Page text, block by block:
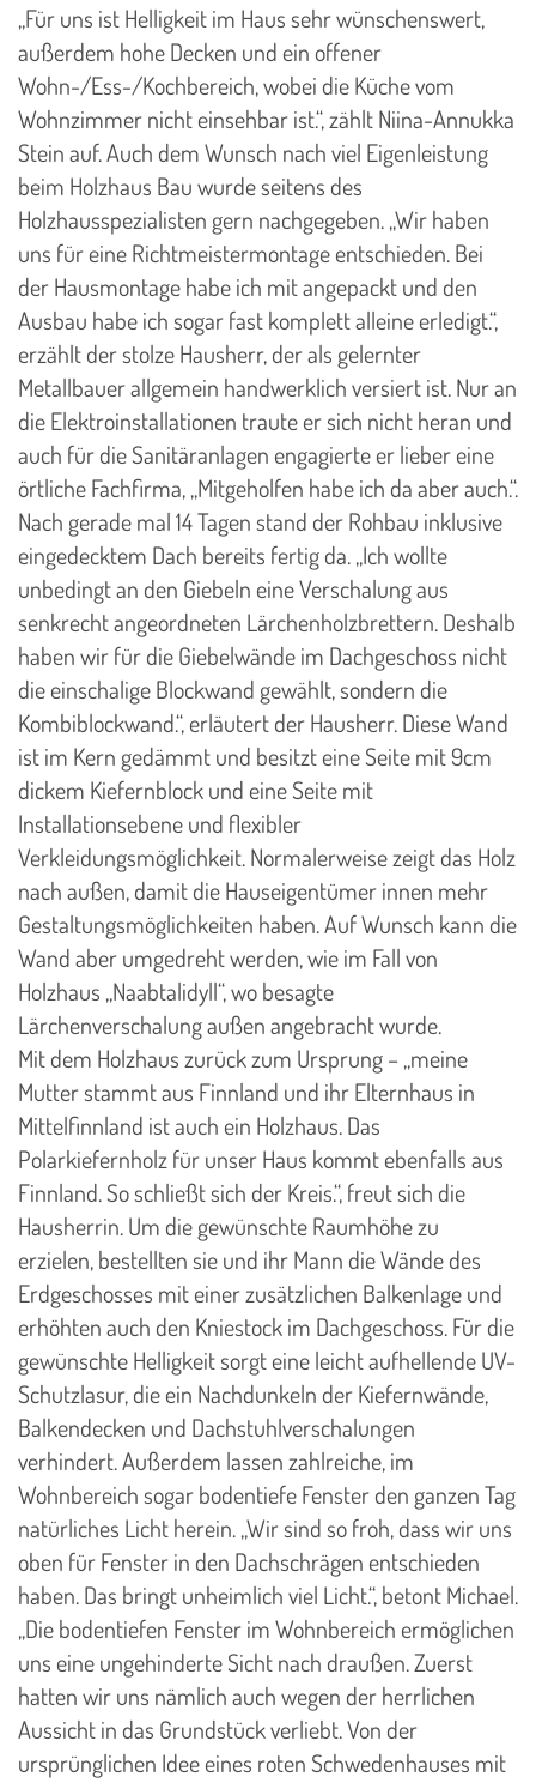
„Für uns ist Helligkeit im Haus sehr wünschenswert,
außerdem hohe Decken und ein offener
Wohn-/Ess-/Kochbereich, wobei die Küche vom
Wohnzimmer nicht einsehbar ist.“, zählt Niina-Annukka
Stein auf. Auch dem Wunsch nach viel Eigenleistung
beim Holzhaus Bau wurde seitens des
Holzhausspezialisten gern nachgegeben. „Wir haben
uns für eine Richtmeistermontage entschieden. Bei
der Hausmontage habe ich mit angepackt und den
Ausbau habe ich sogar fast komplett alleine erledigt.“,
erzählt der stolze Hausherr, der als gelernter
Metallbauer allgemein handwerklich versiert ist. Nur an
die Elektroinstallationen traute er sich nicht heran und
auch für die Sanitäranlagen engagierte er lieber eine
örtliche Fachfirma, „Mitgeholfen habe ich da aber auch.“.
Nach gerade mal 14 Tagen stand der Rohbau inklusive
eingedecktem Dach bereits fertig da. „Ich wollte
unbedingt an den Giebeln eine Verschalung aus
senkrecht angeordneten Lärchenholzbrettern. Deshalb
haben wir für die Giebelwände im Dachgeschoss nicht
die einschalige Blockwand gewählt, sondern die
Kombiblockwand.“, erläutert der Hausherr. Diese Wand
ist im Kern gedämmt und besitzt eine Seite mit 9cm
dickem Kiefernblock und eine Seite mit
Installationsebene und flexibler
Verkleidungsmöglichkeit. Normalerweise zeigt das Holz
nach außen, damit die Hauseigentümer innen mehr
Gestaltungsmöglichkeiten haben. Auf Wunsch kann die
Wand aber umgedreht werden, wie im Fall von
Holzhaus „Naabtalidyll“, wo besagte
Lärchenverschalung außen angebracht wurde.
Mit dem Holzhaus zurück zum Ursprung – „meine
Mutter stammt aus Finnland und ihr Elternhaus in
Mittelfinnland ist auch ein Holzhaus. Das
Polarkiefernholz für unser Haus kommt ebenfalls aus
Finnland. So schließt sich der Kreis.“, freut sich die
Hausherrin. Um die gewünschte Raumhöhe zu
erzielen, bestellten sie und ihr Mann die Wände des
Erdgeschosses mit einer zusätzlichen Balkenlage und
erhöhten auch den Kniestock im Dachgeschoss. Für die
gewünschte Helligkeit sorgt eine leicht aufhellende UV-
Schutzlasur, die ein Nachdunkeln der Kiefernwände,
Balkendecken und Dachstuhlverschalungen
verhindert. Außerdem lassen zahlreiche, im
Wohnbereich sogar bodentiefe Fenster den ganzen Tag
natürliches Licht herein. „Wir sind so froh, dass wir uns
oben für Fenster in den Dachschrägen entschieden
haben. Das bringt unheimlich viel Licht.“, betont Michael.
„Die bodentiefen Fenster im Wohnbereich ermöglichen
uns eine ungehinderte Sicht nach draußen. Zuerst
hatten wir uns nämlich auch wegen der herrlichen
Aussicht in das Grundstück verliebt. Von der
ursprünglichen Idee eines roten Schwedenhauses mit